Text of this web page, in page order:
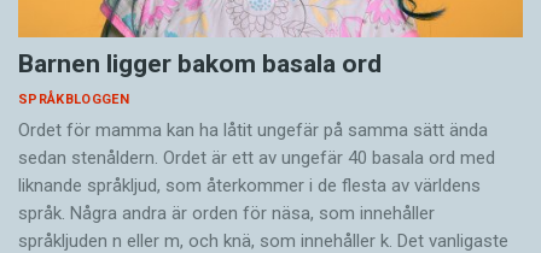
Barnen ligger bakom basala ord
SPRÅKBLOGGEN
Ordet för mamma kan ha låtit ungefär på samma sätt ända
sedan stenåldern. Ordet är ett av ungefär 40 basala ord med
liknande språkljud, som återkommer i de flesta av världens
språk. Några andra är orden för näsa, som innehåller
språkljuden n eller m, och knä, som innehåller k. Det vanligaste